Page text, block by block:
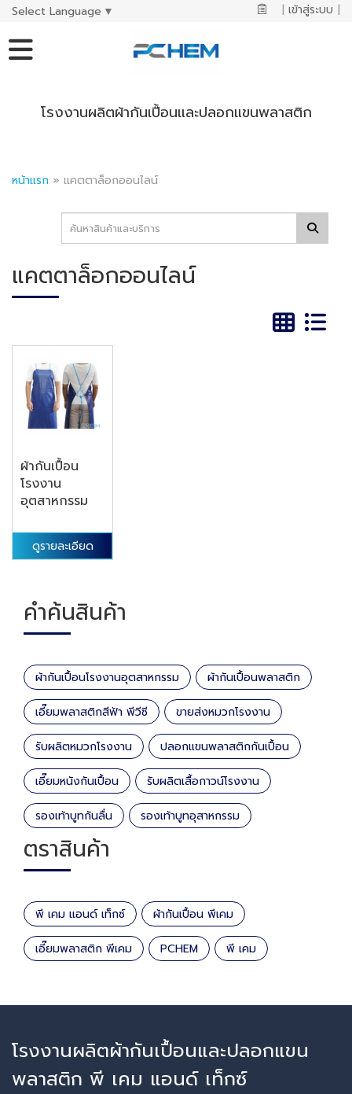
Select Language ▼ | เข้าสู่ระบบ |
โรงงานผลิตผ้ากันเปื้อนและปลอกแขนพลาสติก
หน้าแรก » แคตตาล็อกออนไลน์
แคตตาล็อกออนไลน์
ผ้ากันเปื้อน
โรงงาน
อุตสาหกรรม
ดูรายละเอียด
คำค้นสินค้า
ผ้ากันเปื้อนโรงงานอุตสาหกรรม ผ้ากันเปื้อนพลาสติก
เอี๊ยมพลาสติกสีฟ้า พีวีซี ขายส่งหมวกโรงงาน
รับผลิตหมวกโรงงาน ปลอกแขนพลาสติกกันเปื้อน
เอี๊ยมหนังกันเปื้อน รับผลิตเสื้อกาวน์โรงงาน
รองเท้าบูทกันลื่น รองเท้าบูทอุสาหกรรม
ตราสินค้า
พี เคม แอนด์ เท็กซ์ ผ้ากันเปื้อน พีเคม
เอี๊ยมพลาสติก พีเคม PCHEM พี เคม
โรงงานผลิตผ้ากันเปื้อนและปลอกแขน
พลาสติก พี เคม แอนด์ เท็กซ์